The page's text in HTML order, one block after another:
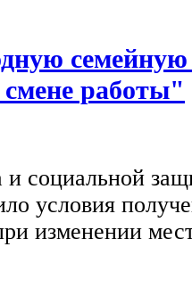
смене работы"
и социальной
условия
изменении